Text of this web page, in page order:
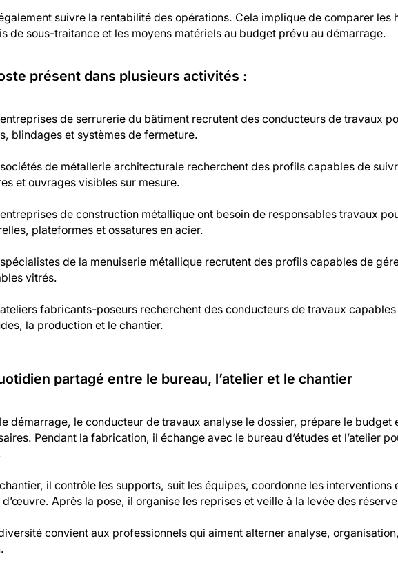
suivre la rentabilité des opérations. Cela implique de comparer les
de sous-traitance et les moyens matériels au budget prévu au démarrage.
présent dans plusieurs activités :
de serrurerie du bâtiment recrutent des conducteurs de travaux
blindages et systèmes de fermeture.
de métallerie architecturale recherchent des profils capables de
et ouvrages visibles sur mesure.
de construction métallique ont besoin de responsables travaux
plateformes et ossatures en acier.
de la menuiserie métallique recrutent des profils capables de
vitrés.
fabricants-poseurs recherchent des conducteurs de travaux
la production et le chantier.
partagé entre le bureau, l’atelier et le chantier
démarrage, le conducteur de travaux analyse le dossier, prépare le budget
Pendant la fabrication, il échange avec le bureau d’études et l’atelier
il contrôle les supports, suit les équipes, coordonne les interventions
d’œuvre. Après la pose, il organise les reprises et veille à la levée des
convient aux professionnels qui aiment alterner analyse,